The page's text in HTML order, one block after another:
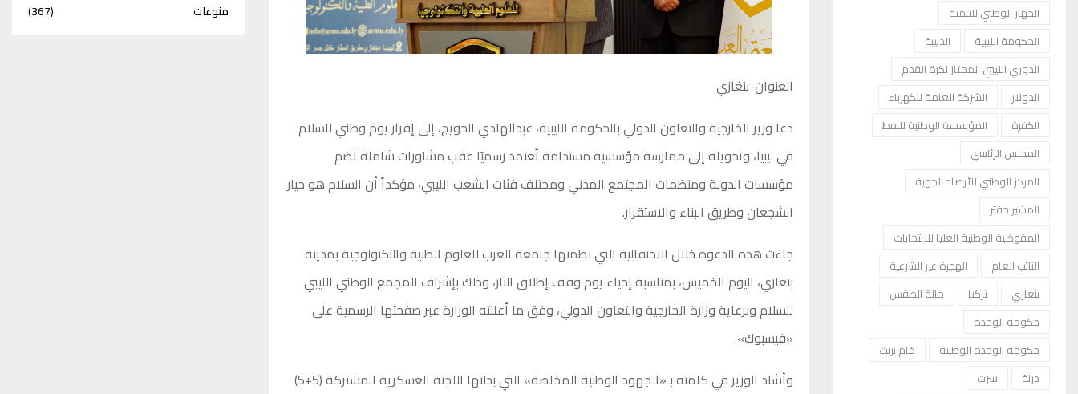
العنوان-بنغازي
دعا وزير الخارجية والتعاون الدولي بالحكومة الليبية، عبدالهادي الحويج، إلى إقرار يوم وطني للسلام
في ليبيا، وتحويله إلى ممارسة مؤسسية مستدامة تُعتمد رسميًا عقب مشاورات شاملة تضم
مؤسسات الدولة ومنظمات المجتمع المدني ومختلف فئات الشعب الليبي، مؤكداً أن السلام هو خيار
الشجعان وطريق البناء والاستقرار.
جاءت هذه الدعوة خلال الاحتفالية التي نظمتها جامعة العرب للعلوم الطبية والتكنولوجية بمدينة
بنغازي، اليوم الخميس، بمناسبة إحياء يوم وقف إطلاق النار، وذلك بإشراف المجمع الوطني الليبي
للسلام وبرعاية وزارة الخارجية والتعاون الدولي، وفق ما أعلنته الوزارة عبر صفحتها الرسمية على
«فيسبوك».
وأشاد الوزير في كلمته بـ«الجهود الوطنية المخلصة» التي بذلتها اللجنة العسكرية المشتركة (5+5)
الجهاز الوطني للتنمية
الحكومة الليبية
الدبيبة
الدوري الليبي الممتاز لكرة القدم
الدولار
الشركة العامة للكهرباء
الكفرة
المؤسسة الوطنية للنفط
المجلس الرئاسي
المركز الوطني للأرصاد الجوية
المشير حفتر
المفوضية الوطنية العليا للانتخابات
النائب العام
الهجرة غير الشرعية
بنغازي
تركيا
حالة الطقس
حكومة الوحدة
حكومة الوحدة الوطنية
خام برنت
درنة
سرت
منوعات
(367)